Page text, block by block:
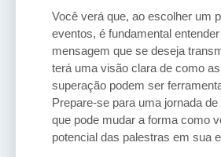
Você verá que, ao escolher um
eventos, é fundamental
mensagem que se deseja
terá uma visão clara de como
superação podem ser
Prepare-se para uma jornada
que pode mudar a forma como
potencial das palestras em sua